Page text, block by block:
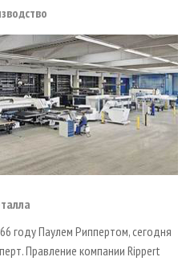
году Паулем Риппертом, сегодня
Правление компании Rippert